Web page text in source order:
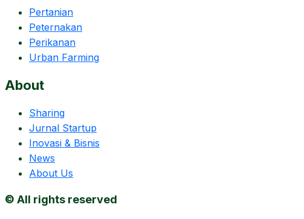
Pertanian
Peternakan
Perikanan
Urban Farming
About
Sharing
Jurnal Startup
Inovasi & Bisnis
News
About Us
© All rights reserved